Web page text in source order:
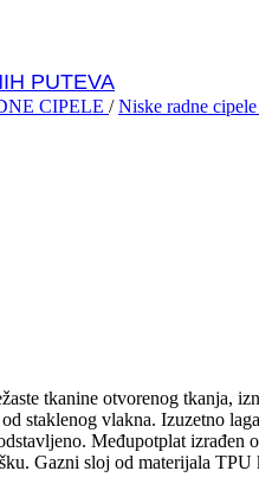
PUTEVA
CIPELE / Niske radne cipele
tkanine otvorenog tkanja,
staklenog vlakna. Izuzetno
Međupotplat izrađen
Gazni sloj od materijala